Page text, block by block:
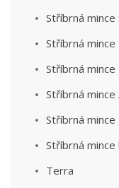
Stříbrná mince
Stříbrná
Stříbrná
Stříbrná
Stříbrná mince
Stříbrná
Terra